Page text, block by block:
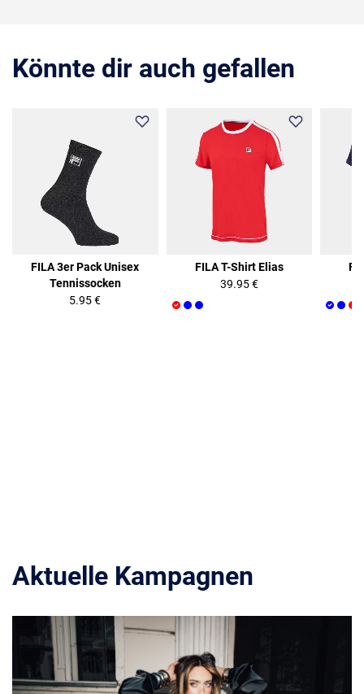
Könnte dir auch gefallen
FILA 3er Pack Unisex
Tennissocken
5.95 €
FILA T-Shirt Elias
39.95 €
Aktuelle Kampagnen